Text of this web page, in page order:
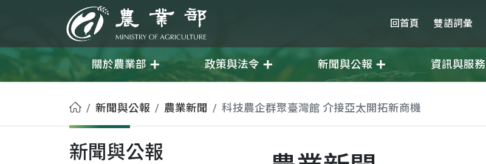
農業部 回首頁 雙語詞彙
關於農業部 政策與法令 新聞與公報 資訊與服務
首頁新聞與公報 農業新聞 科技農企群聚臺灣館 介接亞太開拓新商機
新聞與公報